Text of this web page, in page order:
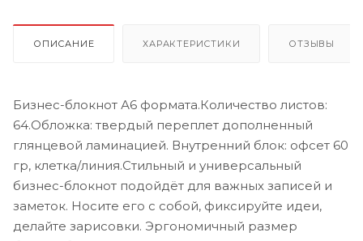
ОПИСАНИЕ ХАРАКТЕРИСТИКИ ОТЗЫВЫ
Бизнес-блокнот А6 формата.Количество листов:
64.Обложка: твердый переплет дополненный
глянцевой ламинацией. Внутренний блок: офсет 60
гр, клетка/линия.Стильный и универсальный
бизнес-блокнот подойдёт для важных записей и
заметок. Носите его с собой, фиксируйте идеи,
делайте зарисовки. Эргономичный размер